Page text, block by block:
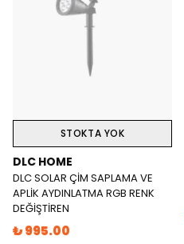
STOKTA YOK
DLC HOME
DLC SOLAR ÇİM SAPLAMA VE
APLİK AYDINLATMA RGB RENK
DEĞİŞTİREN
₺ 995.00